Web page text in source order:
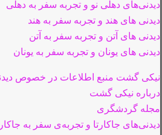
دیدنی‌های دهلی نو و تجربه سفر به دهلی
دیدنی های هند و تجربه سفر به هند
دیدنی های آتن و تجربه سفر به آتن
دیدنی های یونان و تجربه سفر به یونان
نیکی گشت منبع اطلاعات در خصوص
درباره نیکی گشت
مجله گردشگری
دیدنی‌های جاکارتا و تجربه‌ی سفر به